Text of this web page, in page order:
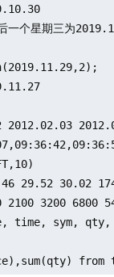
个星期三为
2012.02.03
29.52 30.02
3200 6800
time, sym,
from